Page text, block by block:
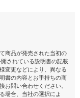
商品が発売された当初の
されている説明書の記載
変更などにより、異なる
書の内容とお手持ちの商
お問い合わせください。
場合、当社の選択によ